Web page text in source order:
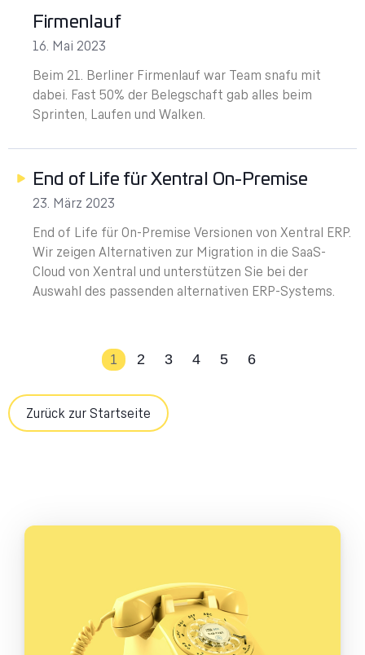
Firmenlauf
16. Mai 2023
Beim 21. Berliner Firmenlauf war Team snafu mit
dabei. Fast 50% der Belegschaft gab alles beim
Sprinten, Laufen und Walken.
End of Life für Xentral On-Premise
23. März 2023
End of Life für On-Premise Versionen von Xentral ERP.
Wir zeigen Alternativen zur Migration in die SaaS-
Cloud von Xentral und unterstützen Sie bei der
Auswahl des passenden alternativen ERP-Systems.
1 2 3 4 5 6
Zurück zur Startseite